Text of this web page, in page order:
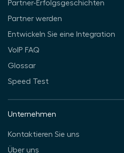
Partner-Erfolgsgeschichten
Partner werden
Entwickeln Sie eine Integration
VoIP FAQ
Glossar
Speed Test
Unternehmen
Kontaktieren Sie uns
Über uns